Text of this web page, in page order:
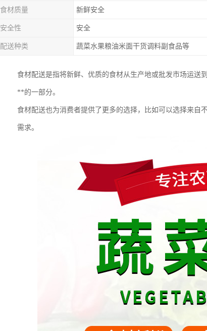
食材质量 新鲜安全
安全性 安全
配送种类 蔬菜水果粮油米面干货调料副食品等
食材配送是指将新鲜、优质的食材从生产地或批发市场运送
**的一部分。
食材配送也为消费者提供了更多的选择，比如可以选择来自
需求。